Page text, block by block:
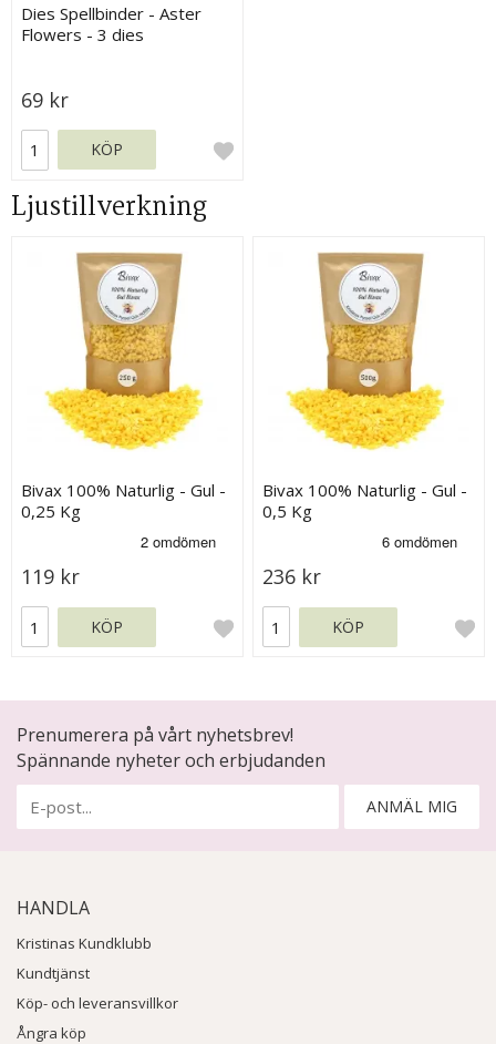
Dies Spellbinder - Aster
Flowers - 3 dies
69 kr
KÖP
Ljustillverkning
Bivax 100% Naturlig - Gul -
0,25 Kg
119 kr
KÖP
Bivax 100% Naturlig - Gul -
0,5 Kg
236 kr
KÖP
Prenumerera på vårt nyhetsbrev!
Spännande nyheter och erbjudanden
ANMÄL MIG
HANDLA
Kristinas Kundklubb
Kundtjänst
Köp- och leveransvillkor
Ångra köp